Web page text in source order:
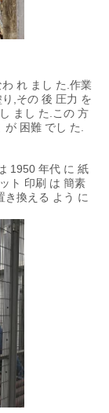
れ まし た.作業
,その 後 圧力 を
まし た.この 方
困難 でし た.
1950 年代 に 紙
ト 印刷 は 簡素
き換える よう に